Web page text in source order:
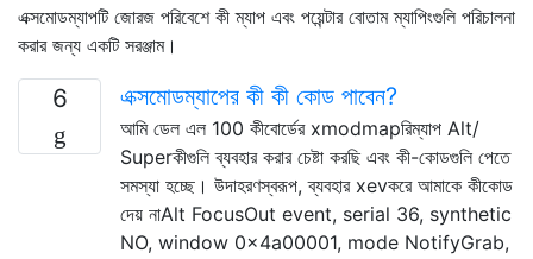
এক্সমোডম্যাপটি জোরজ পরিবেশে কী ম্যাপ এবং পয়েন্টার বোতাম ম্যাপিংগুলি পরিচালনা
করার জন্য একটি সরঞ্জাম।
6 এক্সমোডম্যাপের কী কী কোড পাবেন?
আমি ডেল এল 100 কীবোর্ডের xmodmapরিম্যাপ Alt/
Superকীগুলি ব্যবহার করার চেষ্টা করছি এবং কী-কোডগুলি পেতে
সমস্যা হচ্ছে। উদাহরণস্বরূপ, ব্যবহার xevকরে আমাকে কীকোড
দেয় নাAlt FocusOut event, serial 36, synthetic
NO, window 0x4a00001, mode NotifyGrab,